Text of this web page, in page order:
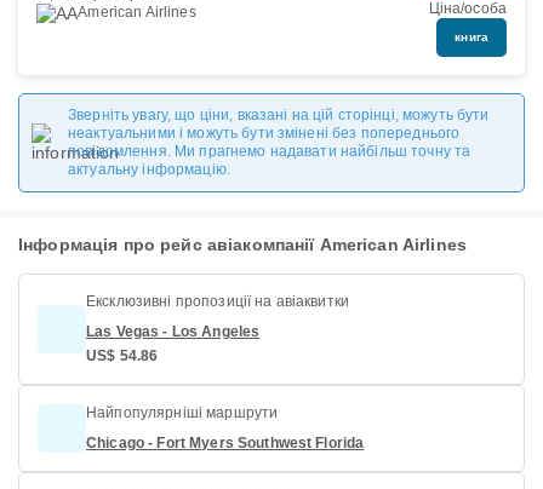
American Airlines
Ціна/особа
книга
Зверніть увагу, що ціни, вказані на цій сторінці, можуть бути
неактуальними і можуть бути змінені без попереднього
повідомлення. Ми прагнемо надавати найбільш точну та
актуальну інформацію.
Інформація про рейс авіакомпанії American Airlines
Ексклюзивні пропозиції на авіаквитки
Las Vegas - Los Angeles
US$ 54.86
Найпопулярніші маршрути
Chicago - Fort Myers Southwest Florida